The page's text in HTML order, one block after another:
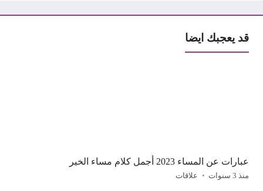
قد يعجبك ايضا
عبارات عن المساء 2023 أجمل كلام مساء الخير
منذ 3 سنوات علاقات